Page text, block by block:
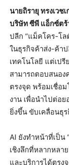
นายถิรายุ ทรงเวช
บริษัท ซีพี แอ็กซ์ต
ปลีก “แม็คโคร-โล
ในธุรกิจค้าส่ง-ค้าป
เทคโนโลยี แต่เปรี
สามารถตอบสนอง
ตรงจุด พร้อมเชื่อ
งาน เพื่อนำไปต่อ
ยิ่งขึ้น ขับเคลื่อนธุ
AI ยังทำหน้าที่เป็น
เชิงลึกที่หลากหล
และบริการได้ตรง